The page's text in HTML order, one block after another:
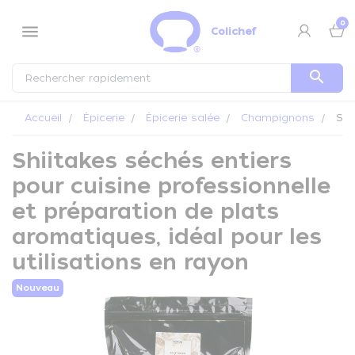
menu Colichef
0
search
Accueil Épicerie Épicerie salée Champignons
Shiitakes séchés entiers
pour cuisine professionnelle
et préparation de plats
aromatiques, idéal pour les
utilisations en rayon
Nouveau